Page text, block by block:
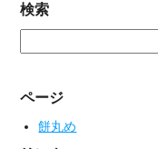
検索
ページ
餅丸め